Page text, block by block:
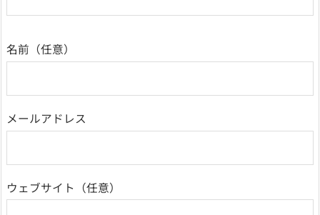
名前
メールアドレス
ウェブサイト